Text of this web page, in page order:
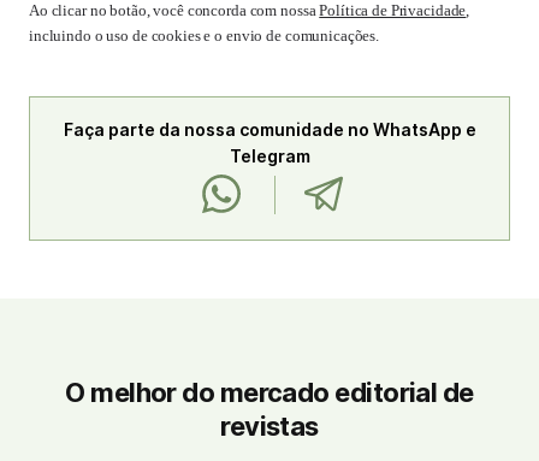
Ao clicar no botão, você concorda com nossaPolítica de Privacidade,
incluindo o uso de cookies e o envio de comunicações.
Faça parte da nossa comunidade no WhatsApp e
Telegram
O melhor do mercado editorial de
revistas